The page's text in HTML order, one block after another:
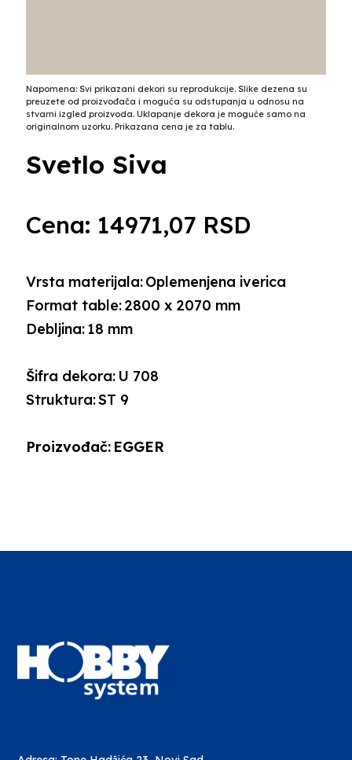
Napomena: Svi prikazani dekori su reprodukcije. Slike dezena su
preuzete od proizvođača i moguća su odstupanja u odnosu na
stvarni izgled proizvoda. Uklapanje dekora je moguće samo na
originalnom uzorku. Prikazana cena je za tablu.
Svetlo Siva
Cena: 14971,07 RSD
Debljina:18 mm
Format table:2800 x 2070 mm
Šifra dekora: U 708
Struktura:ST 9
Vrsta materijala:Oplemenjena iverica
Proizvođač: EGGER